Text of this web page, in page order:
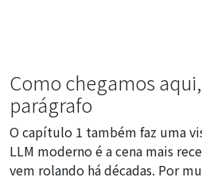
Como chegamos
parágrafo
O capítulo 1 também faz uma
LLM moderno é a cena mais
vem rolando há décadas. Por